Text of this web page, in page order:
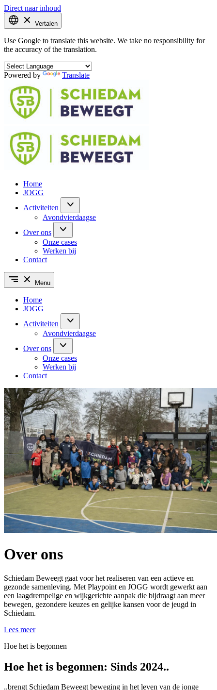
Direct naar inhoud
Vertalen
Use Google to translate this website. We take no responsibility for
the accuracy of the translation.
Powered by Translate
Home
JOGG
Activiteiten
Avondvierdaagse
Over ons
Onze cases
Werken bij
Contact
Menu
Home
JOGG
Activiteiten
Avondvierdaagse
Over ons
Onze cases
Werken bij
Contact
Over ons
Schiedam Beweegt gaat voor het realiseren van een actieve en
gezonde samenleving. Met Playpoint en JOGG wordt gewerkt aan
een laagdrempelige en wijkgerichte aanpak die bijdraagt aan meer
bewegen, gezondere keuzes en gelijke kansen voor de jeugd in
Schiedam.
Lees meer
Hoe het is begonnen
Hoe het is begonnen: Sinds 2024..
..brengt Schiedam Beweegt beweging in het leven van de jonge